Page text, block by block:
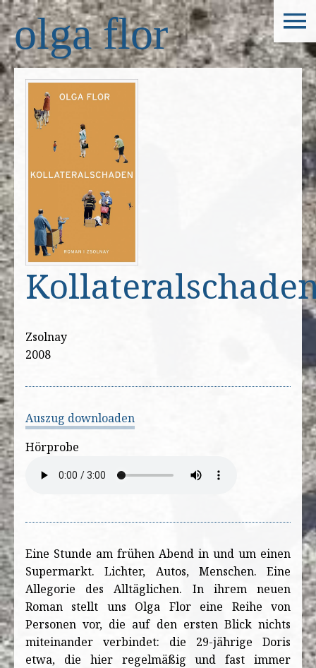
olga flor
Zsolnay
2008
Auszug downloaden
Hörprobe
Eine Stunde am frühen Abend in und um einen
Supermarkt. Lichter, Autos, Menschen. Eine
Allegorie des Alltäglichen. In ihrem neuen
Roman stellt uns Olga Flor eine Reihe von
Personen vor, die auf den ersten Blick nichts
miteinander verbindet: die 29-jährige Doris
etwa, die hier regelmäßig und fast immer